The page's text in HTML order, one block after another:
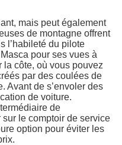
mais peut également
de montagne offrent
l’habileté du pilote
pour ses vues à
la côte, où vous pouvez
par des coulées de
Avant de s’envoler des
de voiture.
de
le comptoir de service
option pour éviter les